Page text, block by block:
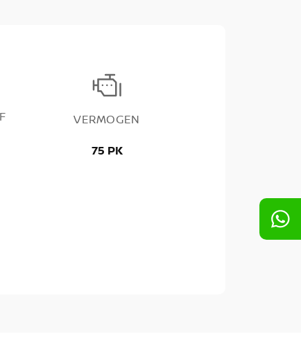
VERMOGEN
75 PK